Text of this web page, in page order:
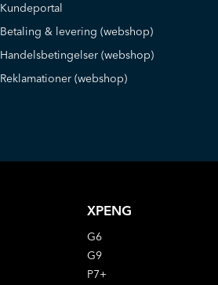
Kundeportal
Betaling & levering (webshop)
Handelsbetingelser (webshop)
Reklamationer (webshop)
XPENG
G6
G9
P7+